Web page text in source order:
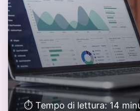
⏱️ Tempo di lettura: 14